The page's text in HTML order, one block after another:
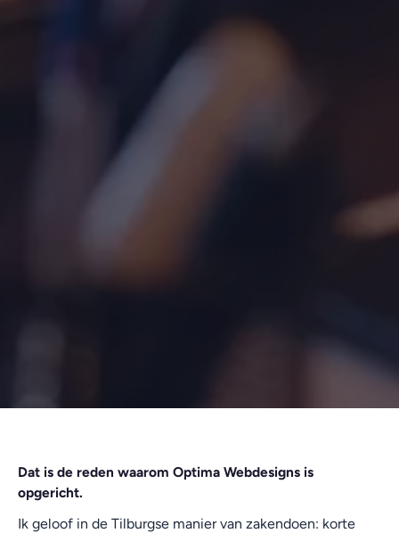
Dat is de reden waarom Optima Webdesigns is
opgericht.
Ik geloof in de Tilburgse manier van zakendoen: korte